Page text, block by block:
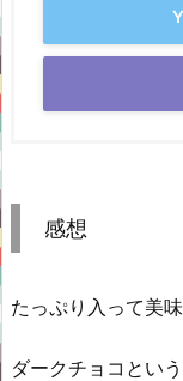
感想
たっぷり入って美
ダークチョコという